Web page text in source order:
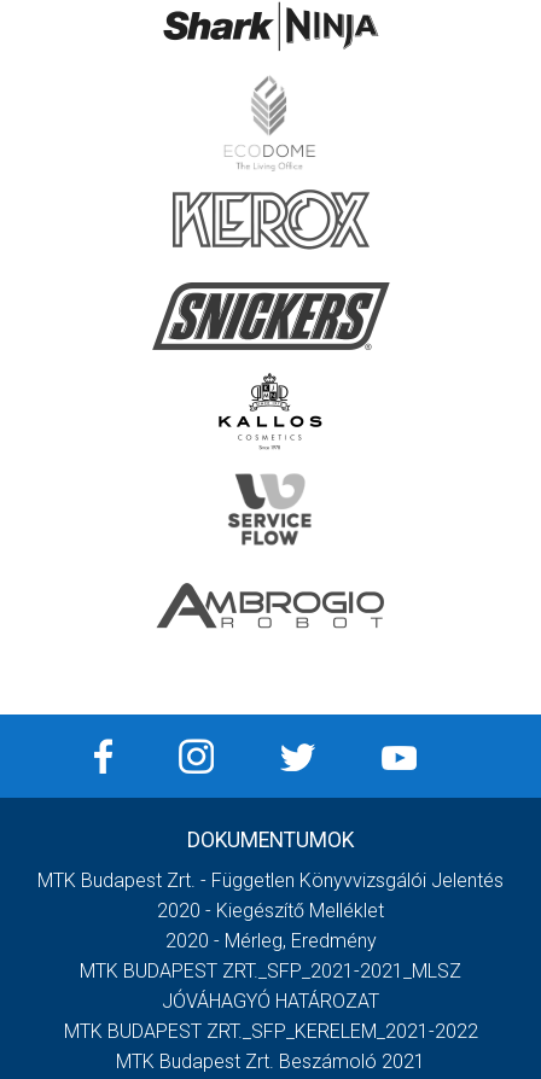
DOKUMENTUMOK
MTK Budapest Zrt. - Független Könyvvizsgálói Jelentés
2020 - Kiegészítő Melléklet
2020 - Mérleg, Eredmény
MTK BUDAPEST ZRT._SFP_2021-2021_MLSZ
JÓVÁHAGYÓ HATÁROZAT
MTK BUDAPEST ZRT._SFP_KERELEM_2021-2022
MTK Budapest Zrt. Beszámoló 2021